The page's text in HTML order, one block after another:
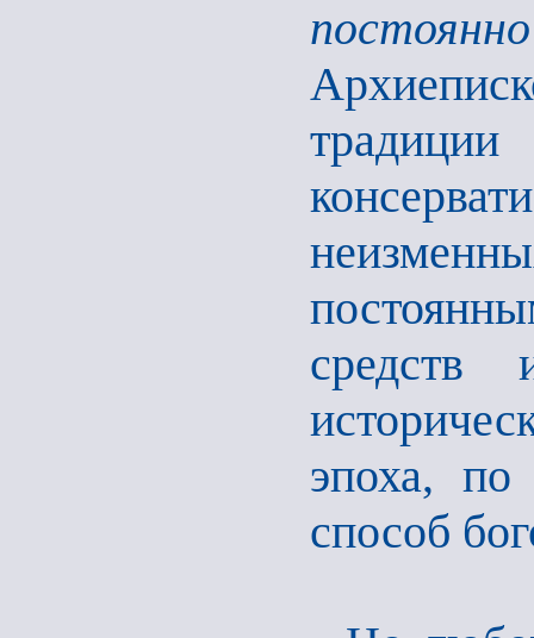
традиции
средств
эпоха,
способ